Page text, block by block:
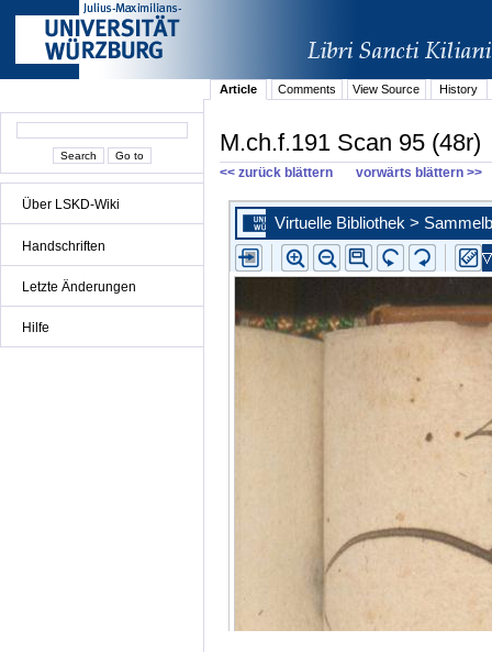
Über LSKD-Wiki
Handschriften
Letzte Änderungen
Hilfe
Article Comments View Source History
M.ch.f.191 Scan 95 (48r)
<< zurück blättern vorwärts blättern >>